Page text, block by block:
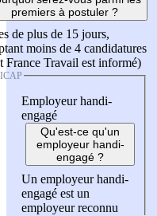
premiers à postuler ?
de plus de 15 jours,
moins de 4 candidatures
France Travail est informé)
Employeur handi-
engagé
Qu'est-ce qu'un
employeur handi-
engagé ?
Un employeur handi-
engagé est un
employeur reconnu